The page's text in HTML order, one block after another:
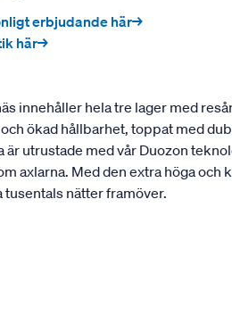
erbjudande här→
här→
innehåller hela tre lager med
ökad hållbarhet, toppat med
utrustade med vår Duozon
axlarna. Med den extra höga
nätter framöver.